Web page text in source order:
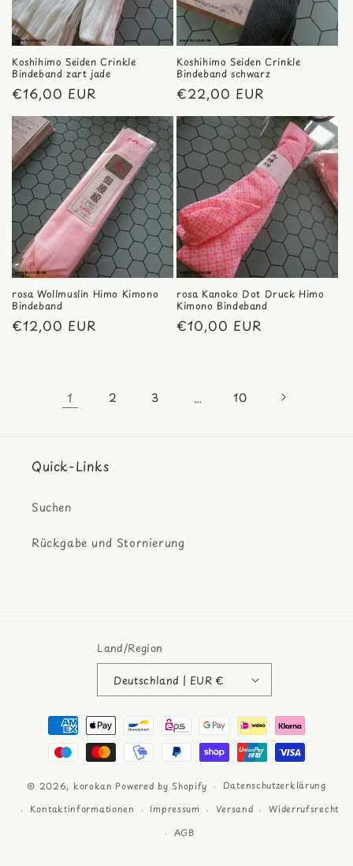
Koshihimo Seiden Crinkle
Bindeband zart jade
Normaler
Preis
€16,00 EUR
Koshihimo Seiden Crinkle
Bindeband schwarz
Normaler
Preis
€22,00 EUR
rosa Wollmuslin Himo Kimono
Bindeband
Normaler
€12,00 EUR
rosa Kanoko Dot Druck Himo
Kimono Bindeband
Normaler
€10,00 EUR
1 2 3 … 10
Quick-Links
Suchen
Rückgabe und Stornierung
Land/Region
Deutschland | EUR €
Zahlungsmethoden
© 2026, korokan Powered by Shopify
Datenschutzerklärung
Kontaktinformationen
Impressum Versand
Widerrufsrecht
AGB